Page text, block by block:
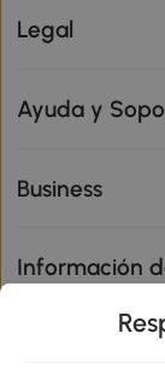
Legal
Ayuda y
Business
Información